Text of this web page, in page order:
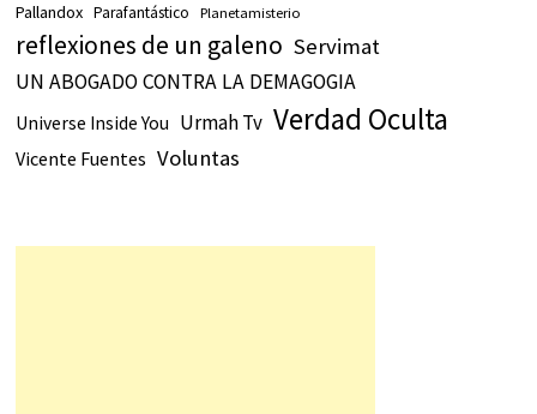
Pallandox Parafantástico Planetamisterio
reflexiones de un galeno Servimat
UN ABOGADO CONTRA LA DEMAGOGIA
Universe Inside You Urmah Tv Verdad Oculta
Vicente Fuentes Voluntas